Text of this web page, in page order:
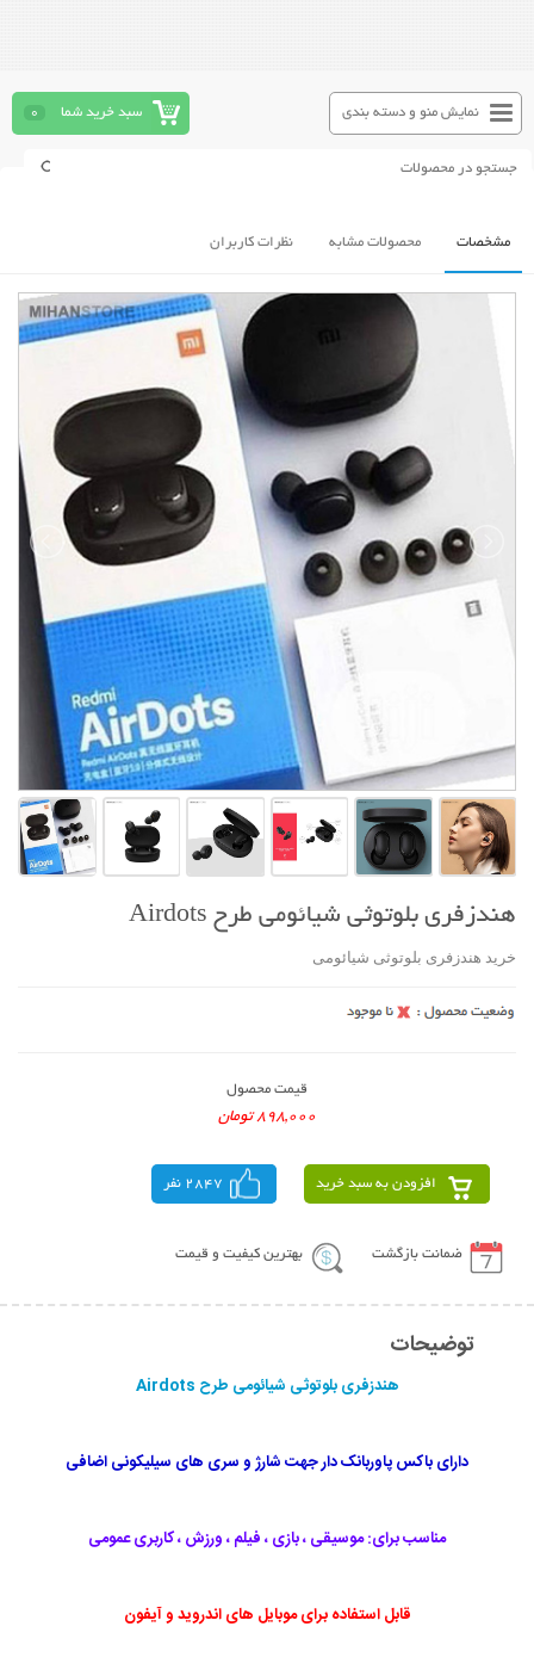
سبد خرید شما 0 نمایش منو و دسته بندی
مشخصات محصولات مشابه نظرات کاربران
هندزفری بلوتوثی شیائومی طرح Airdots
خرید هندزفری بلوتوثی شیائومی
قیمت محصول
898,000 تومان
افزودن به سبد خرید 2847 نفر
ضمانت بازگشت بهترین کیفیت و قیمت
توضیحات
هندزفری بلوتوثی شیائومی طرح Airdots
دارای باکس پاوربانک دار جهت شارژ و سری های سیلیکونی اضافی
مناسب برای: موسیقی ، بازی ، فیلم ، ورزش ، کاربری عمومی
قابل استفاده برای موبایل های اندروید و آیفون